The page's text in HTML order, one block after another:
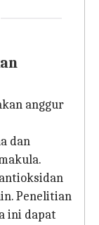
anggur
dan
Penelitian
ini dapat